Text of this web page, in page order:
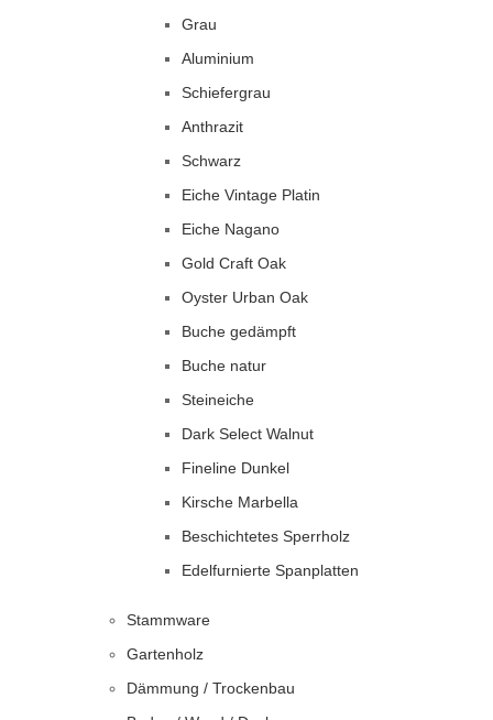
Grau
Aluminium
Schiefergrau
Anthrazit
Schwarz
Eiche Vintage Platin
Eiche Nagano
Gold Craft Oak
Oyster Urban Oak
Buche gedämpft
Buche natur
Steineiche
Dark Select Walnut
Fineline Dunkel
Kirsche Marbella
Beschichtetes Sperrholz
Edelfurnierte Spanplatten
Stammware
Gartenholz
Dämmung / Trockenbau